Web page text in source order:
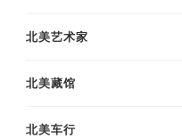
北美艺术家
北美藏馆
北美车行